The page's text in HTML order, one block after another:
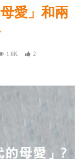
愛」和兩
1.6K 2